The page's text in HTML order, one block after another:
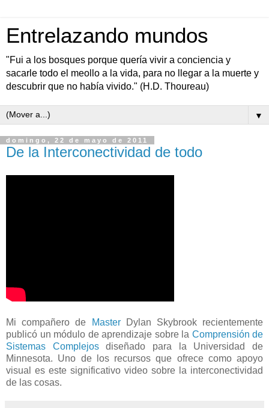
Entrelazando mundos
"Fui a los bosques porque quería vivir a conciencia y
sacarle todo el meollo a la vida, para no llegar a la muerte y
descubrir que no había vivido." (H.D. Thoureau)
▼
domingo, 22 de mayo de 2011
De la Interconectividad de todo
Mi compañero de MasterDylan Skybrook recientemente
publicó un módulo de aprendizaje sobre la Comprensión de
Sistemas Complejosdiseñado para la Universidad de
Minnesota. Uno de los recursos que ofrece como apoyo
visual es este significativo video sobre la interconectividad
de las cosas.